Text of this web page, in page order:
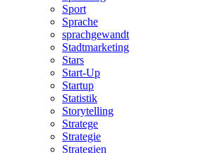
Sport
Sprache
sprachgewandt
Stadtmarketing
Stars
Start-Up
Startup
Statistik
Storytelling
Stratege
Strategie
Strategien